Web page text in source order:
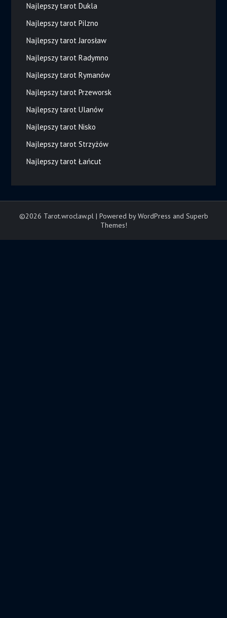
Najlepszy tarot Dukla
Najlepszy tarot Pilzno
Najlepszy tarot Jarosław
Najlepszy tarot Radymno
Najlepszy tarot Rymanów
Najlepszy tarot Przeworsk
Najlepszy tarot Ulanów
Najlepszy tarot Nisko
Najlepszy tarot Strzyżów
Najlepszy tarot Łańcut
©2026 Tarot.wroclaw.pl | Powered by WordPress and Superb
Themes!